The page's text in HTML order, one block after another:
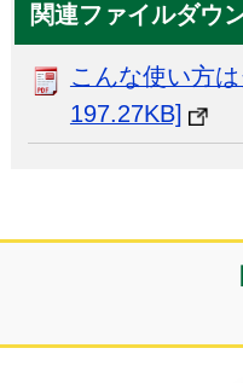
関連ファイルダウ
こんな使い方
197.27KB]